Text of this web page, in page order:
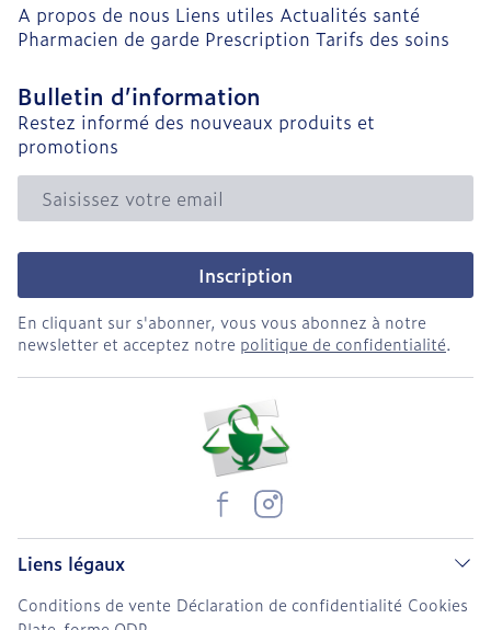
A propos de nous Liens utiles Actualités santé
Pharmacien de garde Prescription Tarifs des soins
Bulletin d’information
Restez informé des nouveaux produits et
promotions
Adresse mail
Inscription
En cliquant sur s'abonner, vous vous abonnez à notre
newsletter et acceptez notre politique de confidentialité.
Liens légaux
Conditions de vente Déclaration de confidentialité Cookies